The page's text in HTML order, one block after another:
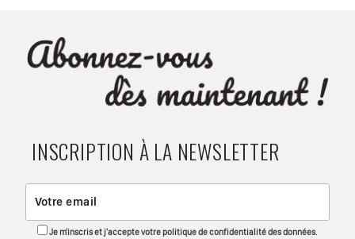
INSCRIPTION À LA NEWSLETTER
Je m'inscris et j'accepte votre politique de confidentialité des données.